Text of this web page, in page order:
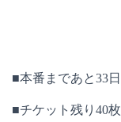
■本番まであと33日
■チケット残り40枚